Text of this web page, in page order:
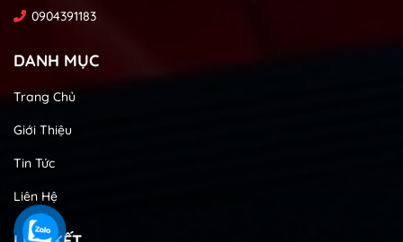
0904391183
DANH MỤC
Trang Chủ
Giới Thiệu
Tin Tức
Liên Hệ